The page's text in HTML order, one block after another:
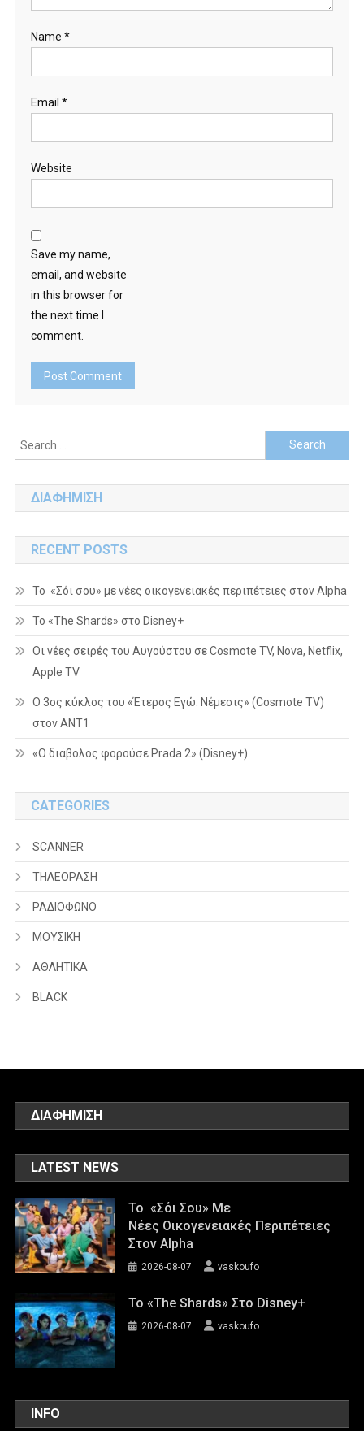
Name *
Email *
Website
Save my name,
email, and website
in this browser for
the next time I
comment.
Search
for:
ΔΙΑΦΗΜΙΣΗ
RECENT POSTS
Το «Σόι σου» με νέες οικογενειακές περιπέτειες στον Alpha
To «The Shards» στο Disney+
Οι νέες σειρές του Αυγούστου σε Cosmote TV, Nova, Netflix,
Apple TV
Ο 3ος κύκλος του «Έτερος Εγώ: Νέμεσις» (Cosmote TV)
στον ΑΝΤ1
«Ο διάβολος φορούσε Prada 2» (Disney+)
CATEGORIES
SCANNER
ΤΗΛΕΟΡΑΣΗ
ΡΑΔΙΟΦΩΝΟ
ΜΟΥΣΙΚΗ
ΑΘΛΗΤΙΚΑ
BLACK
ΔΙΑΦΗΜΙΣΗ
LATEST NEWS
Το «Σόι Σου» Με
Νέες Οικογενειακές Περιπέτειες
Στον Alpha
2026-08-07 vaskoufo
To «The Shards» Στο Disney+
2026-08-07 vaskoufo
INFO